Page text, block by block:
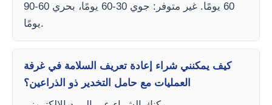
60 يومًا. غير متوفر: جوي 30-60 يومًا، بحري 60-90
يومًا.
كيف يمكنني شراء إعادة تعريف السلامة في غرفة
العمليات مع حامل التخدير ذو الذراعين؟